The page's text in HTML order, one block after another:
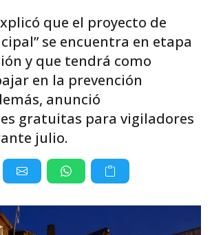
que el proyecto de
se encuentra en etapa
y que tendrá como
en la prevención
anunció
gratuitas para vigiladores
julio.